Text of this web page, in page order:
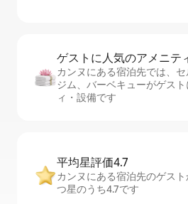
ゲストに人⁠気⁠のア⁠メ⁠ニ⁠テ⁠
カンヌにある宿泊先では、セ⁠
ジム、バーベキューがゲス
ィ・設備です
平均星評価4.7
カンヌにある宿泊先のゲス
つ星のうち4.7です